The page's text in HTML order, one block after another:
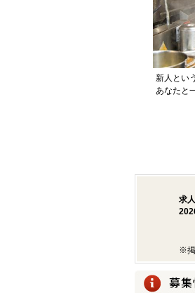
新人とい
あなたと
求
※掲